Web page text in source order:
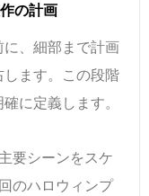
の計画
、細部まで計画
ます。この段階
に定義します。
要シーンをスケ
のハロウィンプ